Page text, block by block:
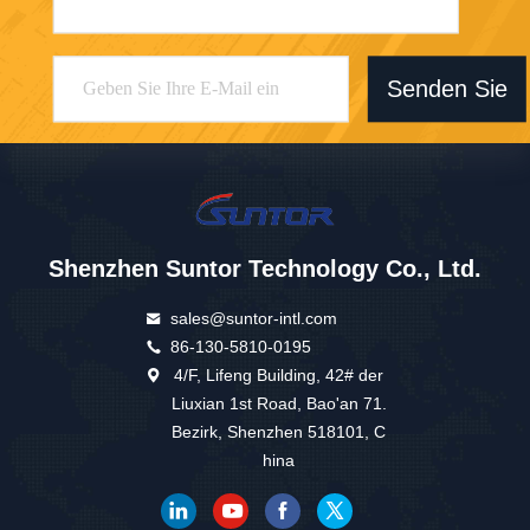
Senden Sie
Shenzhen Suntor Technology Co., Ltd.
sales@suntor-intl.com
86-130-5810-0195
4/F, Lifeng Building, 42# der
Liuxian 1st Road, Bao'an 71.
Bezirk, Shenzhen 518101, C
hina